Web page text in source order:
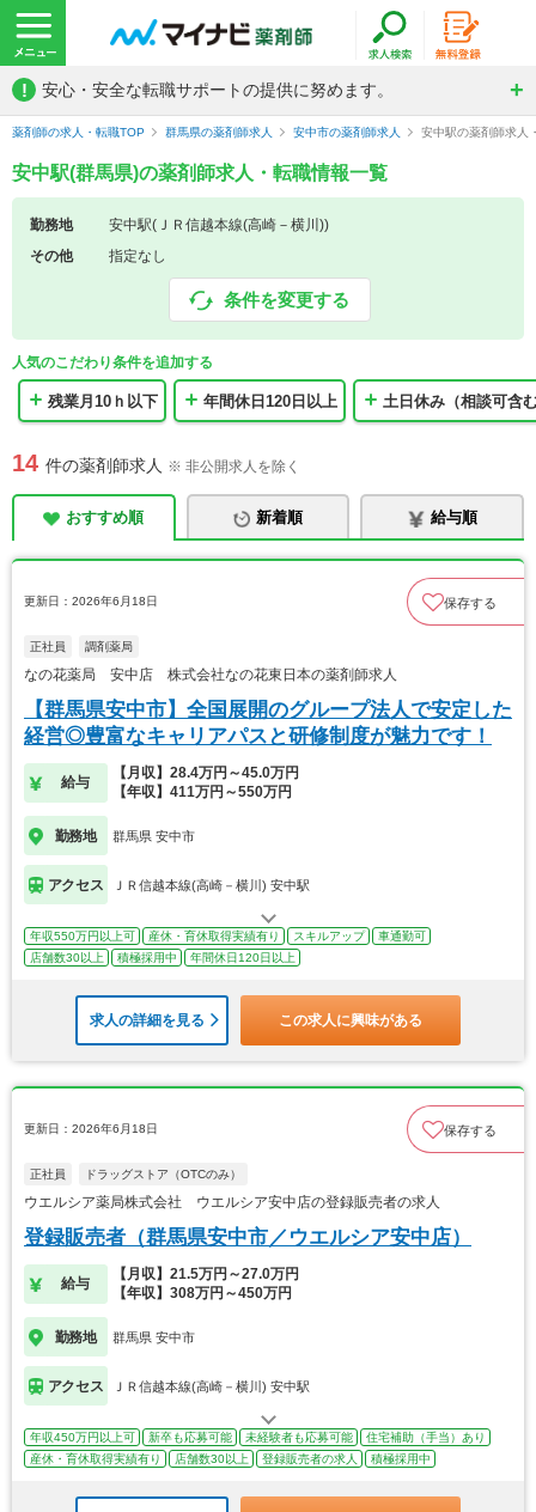
! 安心・安全な転職サポートの提供に努めます。
薬剤師の求人・転職TOP 群馬県の薬剤師求人 安中市の薬剤師求人 安中駅の薬剤師求人
安中駅(群馬県)の薬剤師求人・転職情報一覧
勤務地
安中駅(ＪＲ信越本線(高崎－横川))
その他
指定なし
条件を変更する
人気のこだわり条件を追加する
残業月10ｈ以下 年間休日120日以上 土日休み（相談可含
14 件の薬剤師求人 ※ 非公開求人を除く
おすすめ順 新着順 給与順
更新日：2026年6月18日 保存する
正社員 調剤薬局
なの花薬局 安中店 株式会社なの花東日本の薬剤師求人
【群馬県安中市】全国展開のグループ法人で安定した
経営◎豊富なキャリアパスと研修制度が魅力です！
給与
【月収】28.4万円～45.0万円
【年収】411万円～550万円
勤務地 群馬県 安中市
アクセス ＪＲ信越本線(高崎－横川) 安中駅
年収550万円以上可 産休・育休取得実績有り スキルアップ
車通勤可
店舗数30以上
積極採用中 年間休日120日以上
求人の詳細を見る この求人に興味がある
更新日：2026年6月18日 保存する
正社員 ドラッグストア（OTCのみ）
ウエルシア薬局株式会社 ウエルシア安中店の登録販売者の求人
登録販売者（群馬県安中市／ウエルシア安中店）
給与
【月収】21.5万円～27.0万円
【年収】308万円～450万円
勤務地 群馬県 安中市
アクセス ＪＲ信越本線(高崎－横川) 安中駅
年収450万円以上可 新卒も応募可能 未経験者も応募可能
住宅補助（手当）あり
産休・育休取得実績有り
店舗数30以上 登録販売者の求人 積極採用中